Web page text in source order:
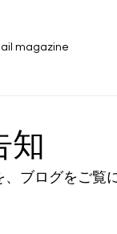
magazine
知
ブログをご覧